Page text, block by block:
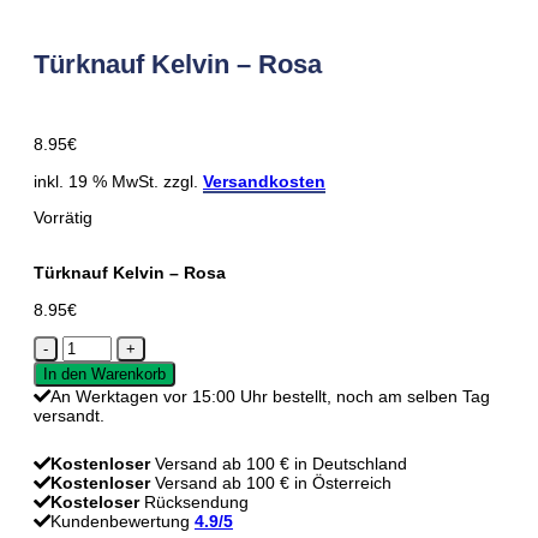
Türknauf Kelvin – Rosa
8.95€
inkl. 19 % MwSt. zzgl. Versandkosten
Vorrätig
Türknauf Kelvin – Rosa
8.95€
Türknauf
Kelvin
-
Rosa
Menge
In den Warenkorb
An Werktagen vor 15:00 Uhr bestellt, noch am selben Tag
versandt.
KostenloserVersand ab 100 € in Deutschland
KostenloserVersand ab 100 € in Österreich
Kosteloser Rücksendung
Kundenbewertung 4.9/5